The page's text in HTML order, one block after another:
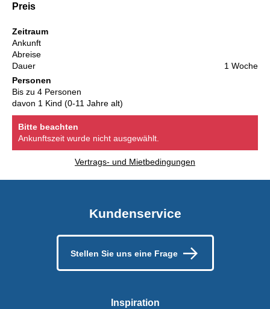
Preis
Zeitraum
Ankunft
Abreise
Dauer
1 Woche
Personen
Bis zu 4 Personen
davon 1 Kind (0-11 Jahre alt)
Bitte beachten
Ankunftszeit wurde nicht ausgewählt.
Vertrags- und Mietbedingungen
Kundenservice
Stellen Sie uns eine Frage
Inspiration